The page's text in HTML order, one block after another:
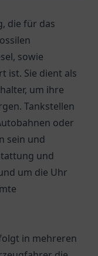
die für das
sowie
ist. Sie dient als
um ihre
Tankstellen
oder
sein und
und
um die Uhr
in mehreren